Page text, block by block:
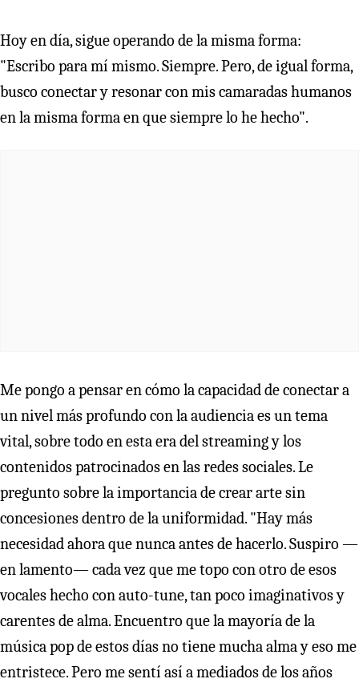
Hoy en día, sigue operando de la misma forma:
"Escribo para mí mismo. Siempre. Pero, de igual forma,
busco conectar y resonar con mis camaradas humanos
en la misma forma en que siempre lo he hecho".
Me pongo a pensar en cómo la capacidad de conectar a
un nivel más profundo con la audiencia es un tema
vital, sobre todo en esta era del streaming y los
contenidos patrocinados en las redes sociales. Le
pregunto sobre la importancia de crear arte sin
concesiones dentro de la uniformidad. "Hay más
necesidad ahora que nunca antes de hacerlo. Suspiro —
en lamento— cada vez que me topo con otro de esos
vocales hecho con auto-tune, tan poco imaginativos y
carentes de alma. Encuentro que la mayoría de la
música pop de estos días no tiene mucha alma y eso me
entristece. Pero me sentí así a mediados de los años